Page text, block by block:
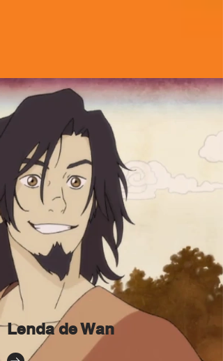
Lenda de Wan